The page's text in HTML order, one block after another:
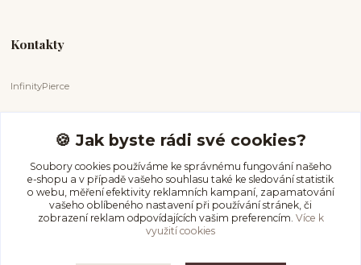
Kontakty
InfinityPierce
+420 731 681 038
(Po-Ne, 9-18 hod.)
info@infinitypierce.cz
🍪 Jak byste rádi své cookies?
Soubory cookies používáme ke správnému fungování našeho
e-shopu a v případě vašeho souhlasu také ke sledování statistik
o webu, měření efektivity reklamních kampaní, zapamatování
vašeho oblíbeného nastavení při používání stránek, či
zobrazení reklam odpovídajících vašim preferencím. Více k
využití cookies